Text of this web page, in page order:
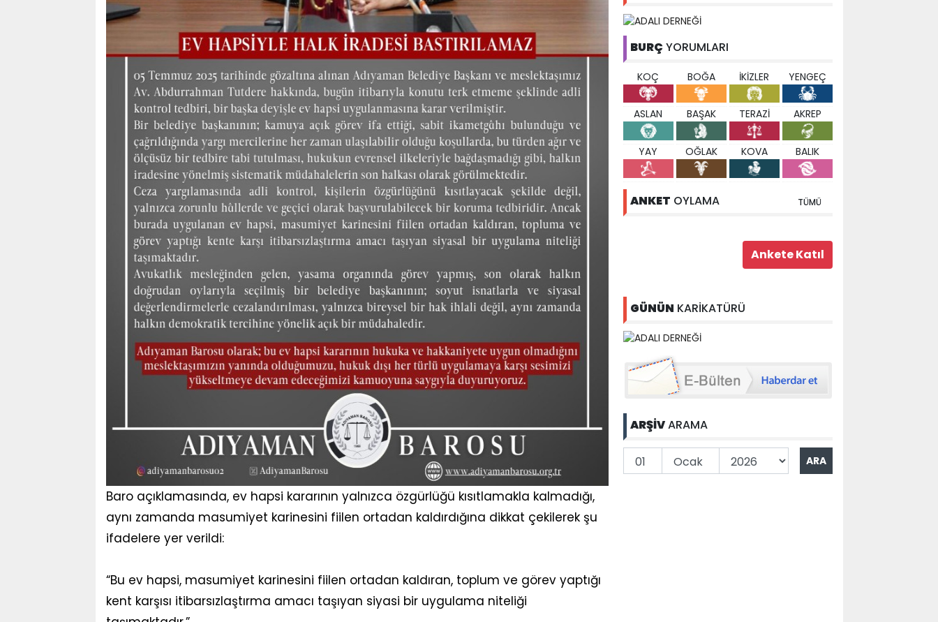
Baro açıklamasında, ev hapsi kararının yalnızca özgürlüğü kısıtlamakla kalmadığı,
aynı zamanda masumiyet karinesini fiilen ortadan kaldırdığına dikkat çekilerek şu
ifadelere yer verildi:
“Bu ev hapsi, masumiyet karinesini fiilen ortadan kaldıran, toplum ve görev yaptığı
kent karşısı itibarsızlaştırma amacı taşıyan siyasi bir uygulama niteliği
BURÇ YORUMLARI
KOÇ BOĞA İKİZLER YENGEÇ
ASLAN BAŞAK TERAZİ AKREP
YAY OĞLAK KOVA BALIK
ANKET OYLAMA TÜMÜ
GÜNÜN KARİKATÜRÜ
ARŞİVARAMA